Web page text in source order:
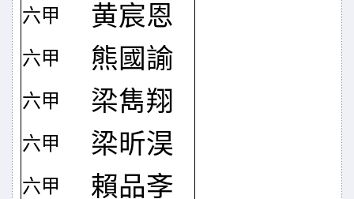
六甲 黄宸恩
六甲 熊國諭
六甲 梁雋翔
六甲 梁昕淏
六甲 賴品斈